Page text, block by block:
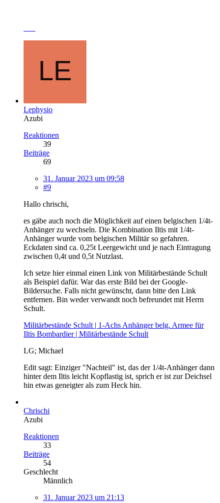
Lephysio
Azubi
Reaktionen
39
Beiträge
69
31. Januar 2023 um 09:58
#9
Hallo chrischi,
es gäbe auch noch die Möglichkeit auf einen belgischen 1/4t-
Anhänger zu wechseln. Die Kombination Iltis mit 1/4t-
Anhänger wurde vom belgischen Militär so gefahren.
Eckdaten sind ca. 0,25t Leergewicht und je nach Eintragung
zwischen 0,4t und 0,5t Nutzlast.
Ich setze hier einmal einen Link von Militärbestände Schult
als Beispiel dafür. War das erste Bild bei der Google-
Bildersuche. Falls nicht gewünscht, dann bitte den Link
entfernen. Bin weder verwandt noch befreundet mit Herrn
Schult.
Militärbestände Schult | 1-Achs Anhänger belg. Armee für
Iltis Bombardier | Militärbestände Schult
LG; Michael
Edit sagt: Einziger "Nachteil" ist, das der 1/4t-Anhänger dann
hinter dem Iltis leicht Kopflastig ist, sprich er ist zur Deichsel
hin etwas geneigter als zum Heck hin.
Chrischi
Azubi
Reaktionen
33
Beiträge
54
Geschlecht
Männlich
31. Januar 2023 um 21:13